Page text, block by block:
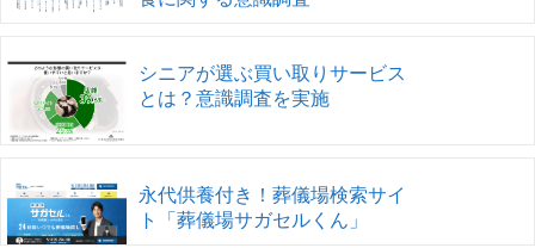
シニアが選ぶ買い取りサービス
とは？意識調査を実施
永代供養付き！葬儀場検索サイ
ト「葬儀場サガセルくん」